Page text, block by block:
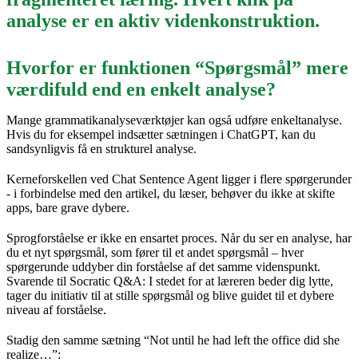
analyse er en aktiv videnkonstruktion.
Hvorfor er funktionen “Spørgsmål” mere
værdifuld end en enkelt analyse?
Mange grammatikanalyseværktøjer kan også udføre enkeltanalyse.
Hvis du for eksempel indsætter sætningen i ChatGPT, kan du
sandsynligvis få en strukturel analyse.
Kerneforskellen ved Chat Sentence Agent ligger i flere spørgerunder
- i forbindelse med den artikel, du læser, behøver du ikke at skifte
apps, bare grave dybere.
Sprogforståelse er ikke en ensartet proces. Når du ser en analyse, har
du et nyt spørgsmål, som fører til et andet spørgsmål – hver
spørgerunde uddyber din forståelse af det samme videnspunkt.
Svarende til Socratic Q&A: I stedet for at læreren beder dig lytte,
tager du initiativ til at stille spørgsmål og blive guidet til et dybere
niveau af forståelse.
Stadig den samme sætning “Not until he had left the office did she
realize…”: